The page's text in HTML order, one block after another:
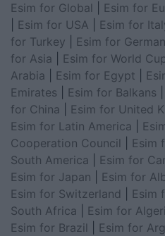
Esim for Global Esim for
Esim for USA Esim for
for Turkey
Esim for
for Asia
Esim for World
Arabia
Esim for Egypt
Emirates
Esim for Balkans
for China
Esim for United
Esim for Latin America
Cooperation Council
Esim
South America
Esim for
Esim for Japan
Esim for
Esim for Switzerland
Esim
South Africa
Esim for
Esim for Brazil
Esim for